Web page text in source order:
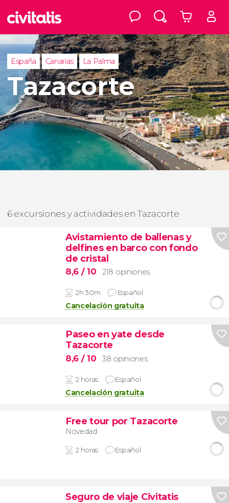
España Canarias La Palma
Tazacorte
6 excursiones y actividades en Tazacorte
Avistamiento de ballenas y
delfines en barco con fondo
de cristal
8,6 / 10 218 opiniones
2h 30m Español
Cancelación gratuita
Paseo en yate desde
Tazacorte
8,6 / 10 38 opiniones
2 horas Español
Cancelación gratuita
Free tour por Tazacorte
Novedad
2 horas Español
Seguro de viaje Civitatis